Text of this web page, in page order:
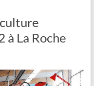
à La Roche